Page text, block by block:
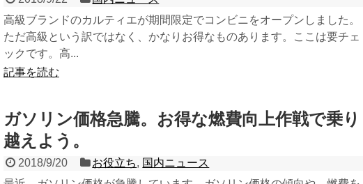
高級ブランドのカルティエが期間限定でコンビニをオープンしました。
ただ高級という訳ではなく、かなりお得なものあります。ここは要チェ
ックです。高...
記事を読む
ガソリン価格急騰。お得な燃費向上作戦で乗り
越えよう。
2018/9/20 お役立ち, 国内ニュース